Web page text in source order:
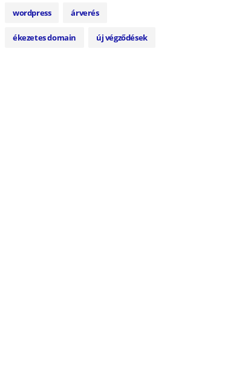
wordpress árverés
ékezetes domain új végződések